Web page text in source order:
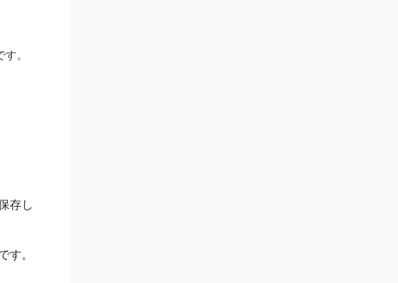
。
存し
す。